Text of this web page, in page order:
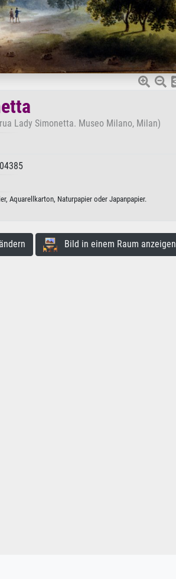
Lady Simonetta. Museo Milano, Milan)
Aquarellkarton, Naturpapier oder Japanpapier.
Bild in einem Raum anzeigen